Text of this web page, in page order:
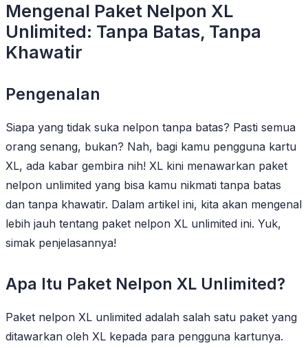
Mengenal Paket Nelpon XL
Unlimited: Tanpa Batas, Tanpa
Khawatir
Pengenalan
Siapa yang tidak suka nelpon tanpa batas? Pasti semua
orang senang, bukan? Nah, bagi kamu pengguna kartu
XL, ada kabar gembira nih! XL kini menawarkan paket
nelpon unlimited yang bisa kamu nikmati tanpa batas
dan tanpa khawatir. Dalam artikel ini, kita akan mengenal
lebih jauh tentang paket nelpon XL unlimited ini. Yuk,
simak penjelasannya!
Apa Itu Paket Nelpon XL Unlimited?
Paket nelpon XL unlimited adalah salah satu paket yang
ditawarkan oleh XL kepada para pengguna kartunya.